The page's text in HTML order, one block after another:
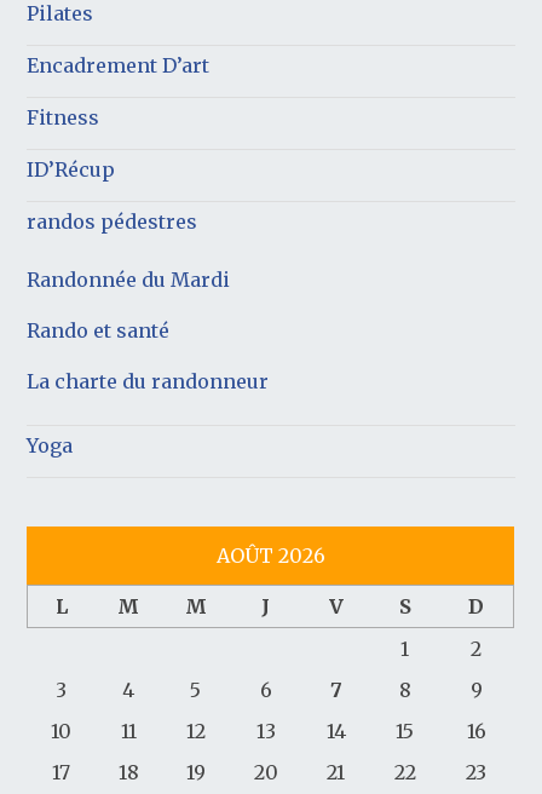
Pilates
Encadrement D’art
Fitness
ID’Récup
randos pédestres
Randonnée du Mardi
Rando et santé
La charte du randonneur
Yoga
AOÛT 2026
L M M J V S
D
1
2
3
4 5 6 7 8
9
10
11 12 13 14 15
16
17
18 19 20 21 22 23